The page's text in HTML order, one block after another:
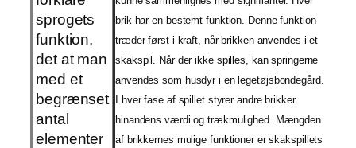
sprogets
funktion,
det at man
med et
begrænset
antal
elementer
brik har en bestemt funktion. Denne funktion
træder først i kraft, når brikken anvendes i et
skakspil. Når der ikke spilles, kan springerne
anvendes som husdyr i en legetøjsbondegård.
I hver fase af spillet styrer andre brikker
hinandens værdi og trækmulighed. Mængden
af brikkernes mulige funktioner er skakspillets